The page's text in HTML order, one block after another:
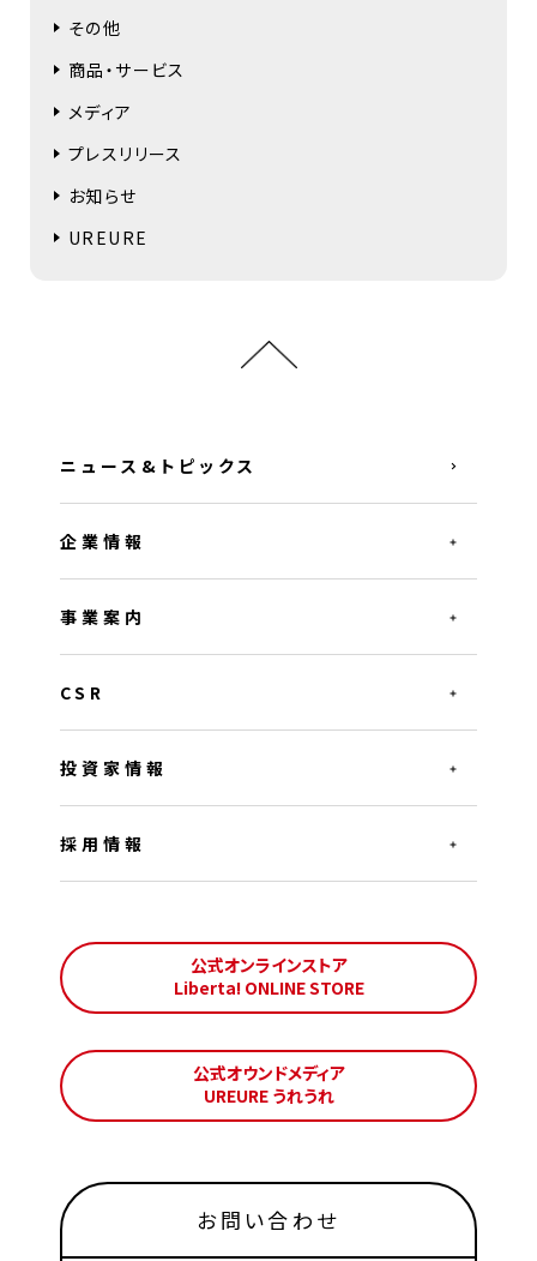
その他
商品・サービス
メディア
プレスリリース
お知らせ
UREURE
ニュース&トピックス
企業情報
事業案内
CSR
投資家情報
採用情報
公式オンラインストア
Liberta! ONLINE STORE
公式オウンドメディア
UREURE うれうれ
お問い合わせ